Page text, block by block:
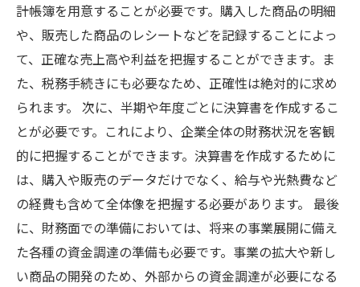
計帳簿を用意することが必要です。購入した商品の明細
や、販売した商品のレシートなどを記録することによっ
て、正確な売上高や利益を把握することができます。ま
た、税務手続きにも必要なため、正確性は絶対的に求め
られます。 次に、半期や年度ごとに決算書を作成するこ
とが必要です。これにより、企業全体の財務状況を客観
的に把握することができます。決算書を作成するために
は、購入や販売のデータだけでなく、給与や光熱費など
の経費も含めて全体像を把握する必要があります。 最後
に、財務面での準備においては、将来の事業展開に備え
た各種の資金調達の準備も必要です。事業の拡大や新し
い商品の開発のため、外部からの資金調達が必要になる